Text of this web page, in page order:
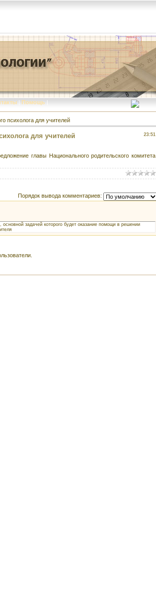
| Помощь |
психолога для учителей
23:51
для учителей
главы Национального родительского комитета
Порядок вывода комментариев:
задачей которого будет оказание помощи в решении